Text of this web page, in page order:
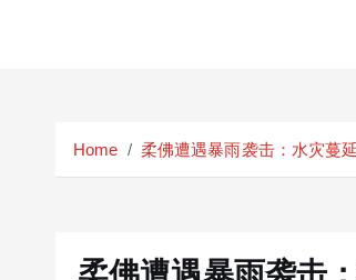
Home 柔佛遭遇暴雨袭击：水灾蔓